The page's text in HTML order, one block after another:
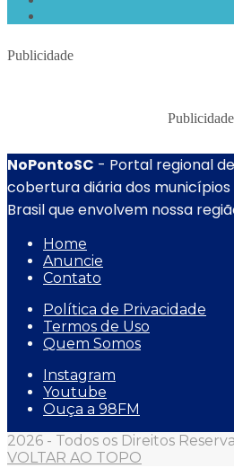
Publicidade
Publicidade
NoPontoSC - Portal regional
cobertura diária dos municípios
Brasil que envolvem nossa
Home
Anuncie
Contato
Política de Privacidade
Termos de Uso
Quem Somos
Instagram
Youtube
Ouça a 98FM
2026 - Todos os Direitos
VOLTAR AO TOPO